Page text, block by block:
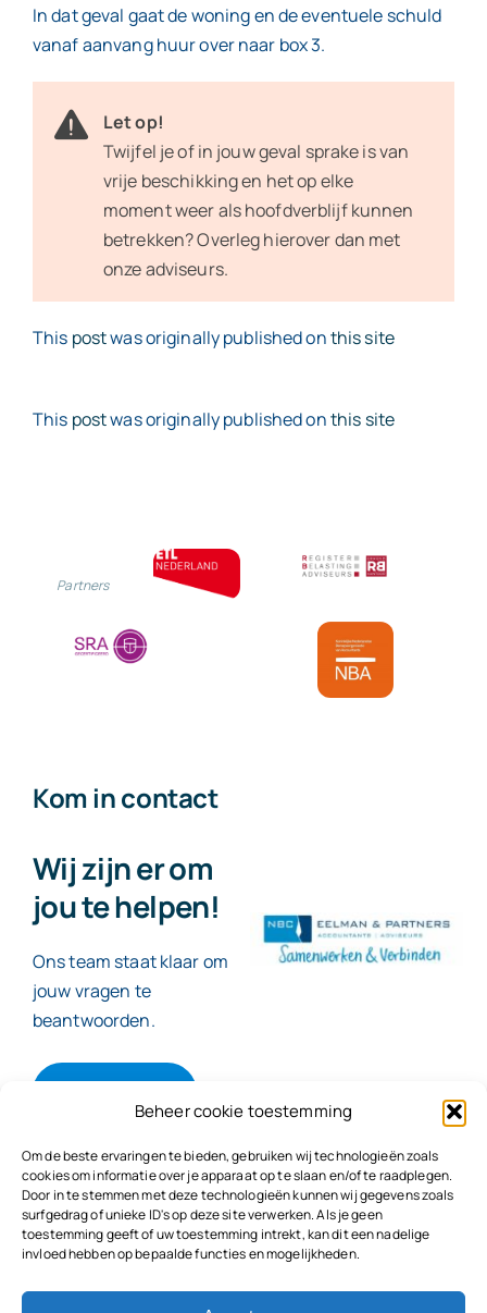
Beheer cookie toestemming
Om de beste ervaringen te bieden, gebruiken wij technologieën zoals
cookies om informatie over je apparaat op te slaan en/of te raadplegen.
Door in te stemmen met deze technologieën kunnen wij gegevens zoals
surfgedrag of unieke ID's op deze site verwerken. Als je geen
toestemming geeft of uw toestemming intrekt, kan dit een nadelige
invloed hebben op bepaalde functies en mogelijkheden.
In dat geval gaat de woning en de eventuele schuld
vanaf aanvang huur over naar box 3.
Let op!
Twijfel je of in jouw geval sprake is van
vrije beschikking en het op elke
moment weer als hoofdverblijf kunnen
betrekken? Overleg hierover dan met
onze adviseurs.
This postwas originally published onthis site
This postwas originally published onthis site
Partners
Kom in contact
Wij zijn er om
jou te helpen!
Ons team staat klaar om
jouw vragen te
beantwoorden.
© 2026NBC Eelman & Partners |KvK: 78187591
Algemene voorwaarden|Disclaimer | Copyright |
Privacyvoorwaarden|Klachtenprocedure |